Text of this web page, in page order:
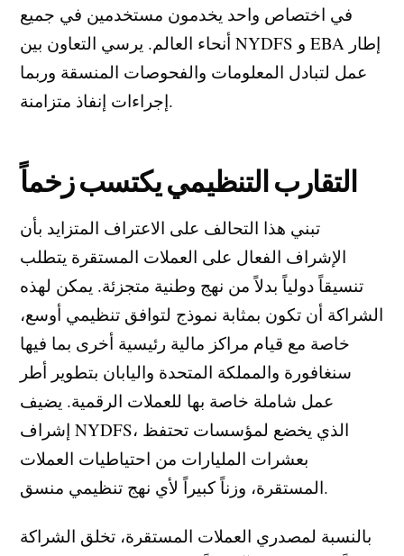
في اختصاص واحد يخدمون مستخدمين في جميع
أنحاء العالم. يرسي التعاون بين NYDFS و EBA إطار
عمل لتبادل المعلومات والفحوصات المنسقة وربما
إجراءات إنفاذ متزامنة.
التقارب التنظيمي يكتسب زخماً
تبني هذا التحالف على الاعتراف المتزايد بأن
الإشراف الفعال على العملات المستقرة يتطلب
تنسيقاً دولياً بدلاً من نهج وطنية متجزئة. يمكن لهذه
الشراكة أن تكون بمثابة نموذج لتوافق تنظيمي أوسع،
خاصة مع قيام مراكز مالية رئيسية أخرى بما فيها
سنغافورة والمملكة المتحدة واليابان بتطوير أطر
عمل شاملة خاصة بها للعملات الرقمية. يضيف
إشراف NYDFS، الذي يخضع لمؤسسات تحتفظ
بعشرات المليارات من احتياطيات العملات
المستقرة، وزناً كبيراً لأي نهج تنظيمي منسق.
بالنسبة لمصدري العملات المستقرة، تخلق الشراكة